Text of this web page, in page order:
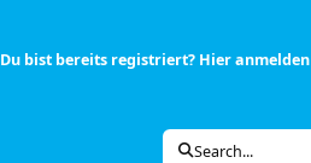
Du bist bereits registriert? Hier anmelden
Search...